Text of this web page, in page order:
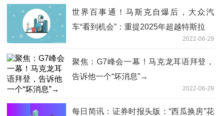
世界百事通！马斯克自爆后，大众汽
车“看到机会”：重提2025年超越特斯拉
2022-06-29
聚焦：G7峰会一幕！马克龙耳语拜登，
告诉他一个“坏消息”→
2022-06-29
每日简讯：证券时报头版：“西瓜换房”花